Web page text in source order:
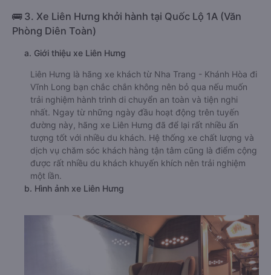
🚌 3. Xe Liên Hưng khởi hành tại Quốc Lộ 1A (Văn
Phòng Diên Toàn)
a. Giới thiệu xe Liên Hưng
Liên Hưng là hãng xe khách từ Nha Trang - Khánh Hòa đi
Vĩnh Long bạn chắc chắn không nên bỏ qua nếu muốn
trải nghiệm hành trình di chuyển an toàn và tiện nghi
nhất. Ngay từ những ngày đầu hoạt động trên tuyến
đường này, hãng xe Liên Hưng đã để lại rất nhiều ấn
tượng tốt với nhiều du khách. Hệ thống xe chất lượng và
dịch vụ chăm sóc khách hàng tận tâm cũng là điểm cộng
được rất nhiều du khách khuyến khích nên trải nghiệm
một lần.
b. Hình ảnh xe Liên Hưng